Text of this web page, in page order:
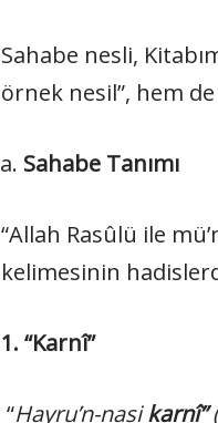
Sahabe nesli,
örnek nesil”, hem
Sahabe Tanımı
“Allah Rasûlü ile
kelimesinin
1. “Karnî”
“Hayru’n-nasikarnî”